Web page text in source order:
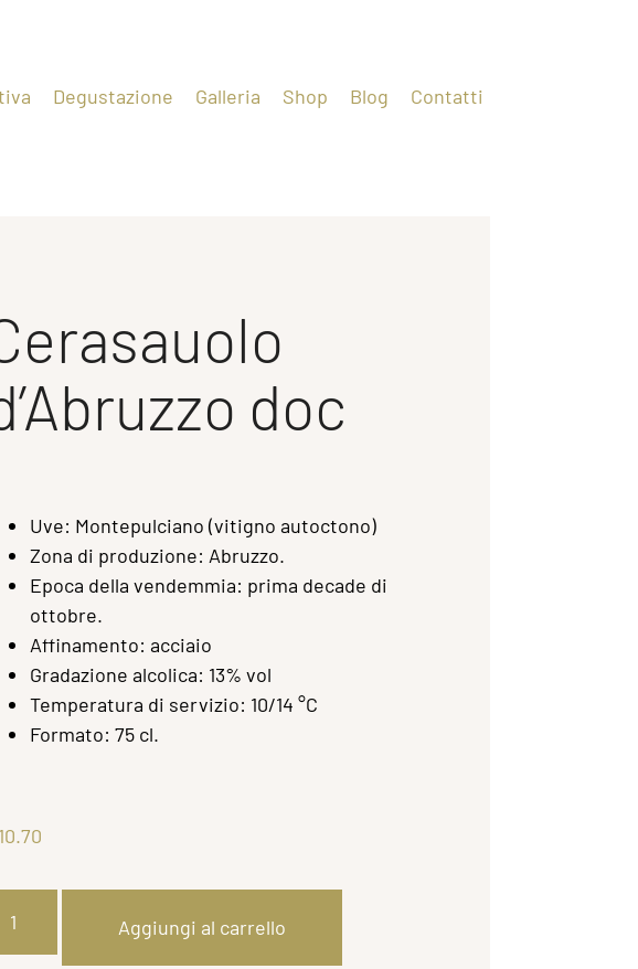
Degustazione Galleria Shop Blog Contatti
doc
Uve: Montepulciano (vitigno autoctono)
Zona di produzione: Abruzzo.
Epoca della vendemmia: prima decade di
ottobre.
Affinamento: acciaio
Gradazione alcolica: 13% vol
Temperatura di servizio: 10/14 °C
Formato: 75 cl.
10.70
Aggiungi al carrello